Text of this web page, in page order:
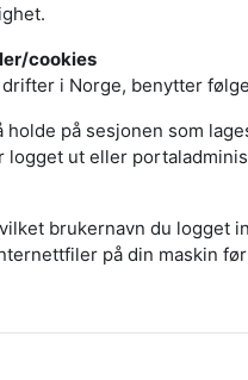
cookies
drifter i Norge, benytter
på sesjonen som
logget ut eller
brukernavn du logget
på din maskin